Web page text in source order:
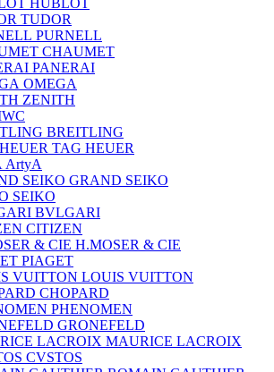
HUBLOT
TUDOR
PURNELL
CHAUMET
PANERAI
OMEGA
ZENITH
BREITLING
TAG HEUER
ArtyA
GRAND SEIKO
SEIKO
BVLGARI
CITIZEN
H.MOSER & CIE
PIAGET
LOUIS VUITTON
CHOPARD
PHENOMEN
GRONEFELD
MAURICE LACROIX
CVSTOS